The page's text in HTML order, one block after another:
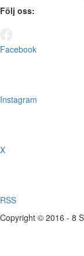
Följ oss:
Facebook
Instagram
X
RSS
Copyright © 2016 - 8